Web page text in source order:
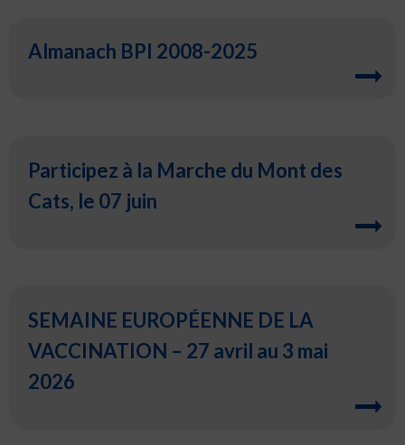
Almanach BPI 2008-2025
Participez à la Marche du Mont des
Cats, le 07 juin
SEMAINE EUROPÉENNE DE LA
VACCINATION – 27 avril au 3 mai
2026